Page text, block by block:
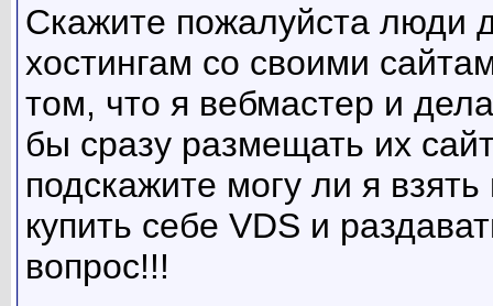
Скажите пожалуйста люди
хостингам со своими
том, что я вебмастер и
бы сразу размещать их
подскажите могу ли я
купить себе VDS и
вопрос!!!